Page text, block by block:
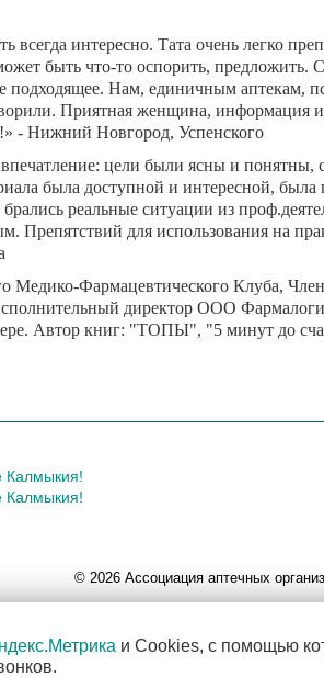
интересно. Тата очень легко
быть что-то оспорить, предложить.
подходящее. Нам, единичным аптекам,
Приятная женщина, информация
- Нижний Новгород, Успенского
цели были ясны и понятны,
была доступной и интересной,
реальные ситуации из
Препятствий для использования на
Медико-Фармацевтического Клуба,
директор ООО
Автор книг: "ТОПЫ", "5 минут до
Калмыкия!
Калмыкия!
© 2026 Ассоциация аптечных
и Cookies, с помощью